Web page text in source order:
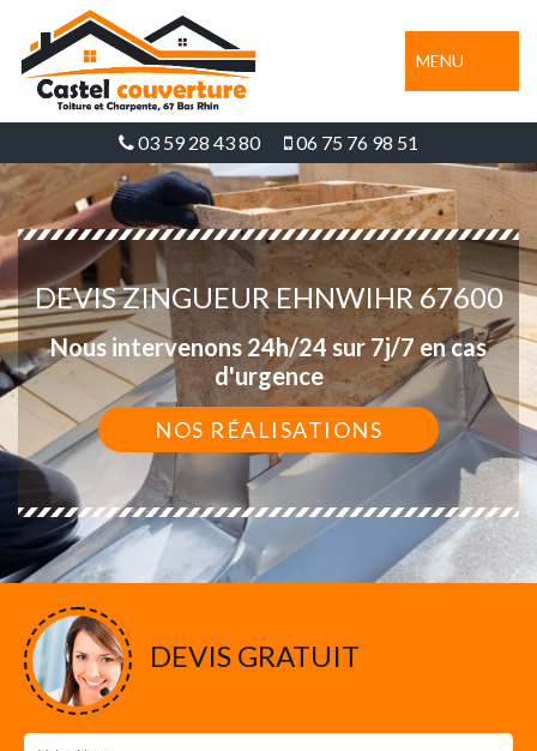
MENU
03 59 28 43 80 06 75 76 98 51
DEVIS ZINGUEUR EHNWIHR 67600
Nous intervenons 24h/24 sur 7j/7 en cas
d'urgence
NOS RÉALISATIONS
DEVIS GRATUIT